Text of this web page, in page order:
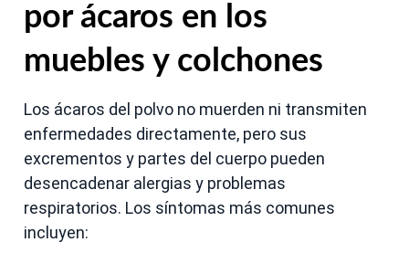
por ácaros en los
muebles y colchones
Los ácaros del polvo no muerden ni transmiten
enfermedades directamente, pero sus
excrementos y partes del cuerpo pueden
desencadenar alergias y problemas
respiratorios. Los síntomas más comunes
incluyen: